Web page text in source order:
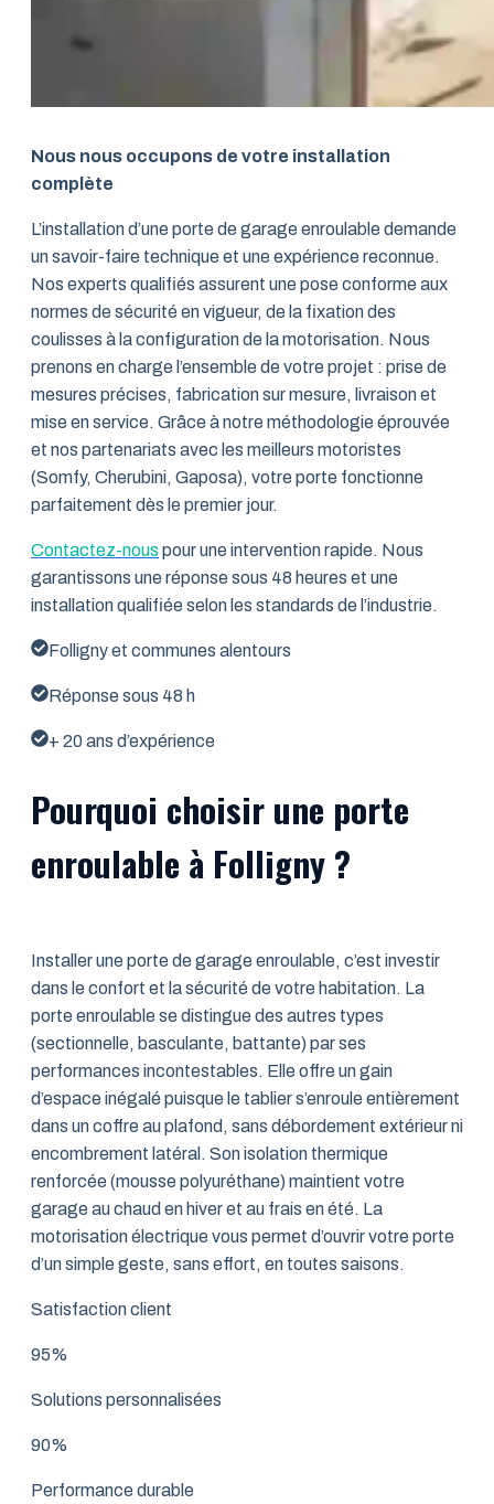
Nous nous occupons de votre installation
complète
L’installation d’une porte de garage enroulable demande
un savoir-faire technique et une expérience reconnue.
Nos experts qualifiés assurent une pose conforme aux
normes de sécurité en vigueur, de la fixation des
coulisses à la configuration de la motorisation. Nous
prenons en charge l’ensemble de votre projet : prise de
mesures précises, fabrication sur mesure, livraison et
mise en service. Grâce à notre méthodologie éprouvée
et nos partenariats avec les meilleurs motoristes
(Somfy, Cherubini, Gaposa), votre porte fonctionne
parfaitement dès le premier jour.
Contactez-nous pour une intervention rapide. Nous
garantissons une réponse sous 48 heures et une
installation qualifiée selon les standards de l’industrie.
Folligny et communes alentours
Réponse sous 48 h
+ 20 ans d’expérience
Pourquoi choisir une porte
enroulable à Folligny ?
Installer une porte de garage enroulable, c’est investir
dans le confort et la sécurité de votre habitation. La
porte enroulable se distingue des autres types
(sectionnelle, basculante, battante) par ses
performances incontestables. Elle offre un gain
d’espace inégalé puisque le tablier s’enroule entièrement
dans un coffre au plafond, sans débordement extérieur ni
encombrement latéral. Son isolation thermique
renforcée (mousse polyuréthane) maintient votre
garage au chaud en hiver et au frais en été. La
motorisation électrique vous permet d’ouvrir votre porte
d’un simple geste, sans effort, en toutes saisons.
Satisfaction client
95%
Solutions personnalisées
90%
Performance durable